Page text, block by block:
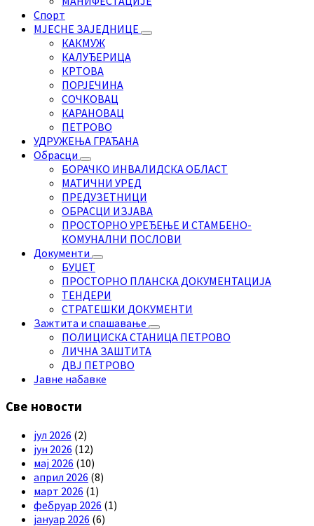
Спорт
МЈЕСНЕ ЗАЈЕДНИЦЕ
КАКМУЖ
КАЛУЂЕРИЦА
КРТОВА
ПОРЈЕЧИНА
СОЧКОВАЦ
КАРАНОВАЦ
ПЕТРОВО
УДРУЖЕЊА ГРАЂАНА
Обрасци
БОРАЧКО ИНВАЛИДСКА ОБЛАСТ
МАТИЧНИ УРЕД
ПРЕДУЗЕТНИЦИ
ОБРАСЦИ ИЗЈАВА
ПРОСТОРНО УРЕЂЕЊЕ И СТАМБЕНО-
КОМУНАЛНИ ПОСЛОВИ
Документи
БУЏЕТ
ПРОСТОРНО ПЛАНСКА ДОКУМЕНТАЦИЈА
ТЕНДЕРИ
СТРАТЕШКИ ДОКУМЕНТИ
Зажтита и спашавање
ПОЛИЦИСКА СТАНИЦА ПЕТРОВО
ЛИЧНА ЗАШТИТА
ДВЈ ПЕТРОВО
Јавне набавке
Све новости
јул 2026 (2)
јун 2026 (12)
мај 2026 (10)
април 2026 (8)
март 2026 (1)
фебруар 2026 (1)
јануар 2026 (6)